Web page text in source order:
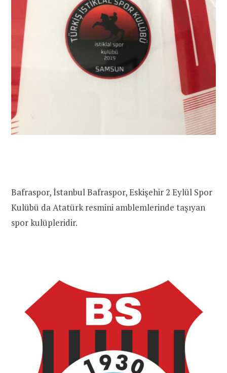
Bafraspor, İstanbul Bafraspor, Eskişehir 2 Eylül Spor
Kulübü da Atatürk resmini amblemlerinde taşıyan
spor kulüpleridir.